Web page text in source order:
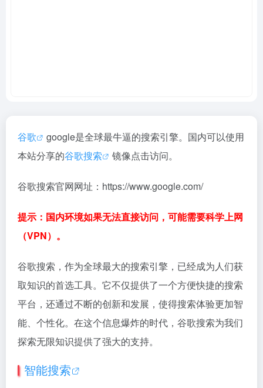
谷歌
google是全球最牛逼的搜索引擎。国内可以使用
本站分享的谷歌搜索 镜像点击访问。
谷歌搜索官网网址：https://www.google.com/
提示：国内环境如果无法直接访问，可能需要科学上网
（VPN）。
谷歌搜索，作为全球最大的搜索引擎，已经成为人们获
取知识的首选工具。它不仅提供了一个方便快捷的搜索
平台，还通过不断的创新和发展，使得搜索体验更加智
能、个性化。在这个信息爆炸的时代，谷歌搜索为我们
探索无限知识提供了强大的支持。
智能搜索